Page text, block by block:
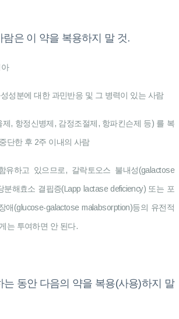
람은 이 약을 복용하지 말 것.
성분에 대한 과민반응 및 그 병력이 있는 사람
제, 항정신병제, 감정조절제, 항파킨슨제 등) 를 복
단한 후 2주 이내의 사람
하고 있으므로, 갈락토오스 불내성(galactose
분해효소 결핍증(Lapp lactase deficiency) 또는 포
애(glucose-galactose malabsorption)등의 유전적
는 투여하면 안 된다.
는 동안 다음의 약을 복용(사용)하지 말